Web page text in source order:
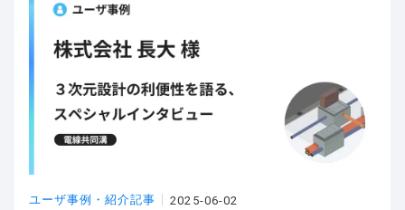
ユーザ事例・紹介記事 2025-06-02